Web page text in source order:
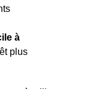
à
plus